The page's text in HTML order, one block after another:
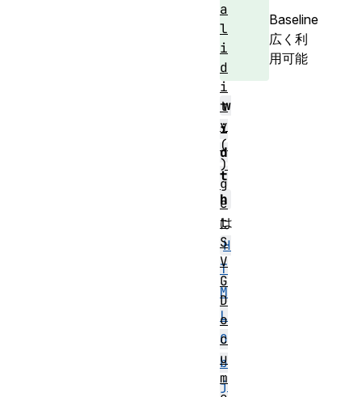
Baseline
広く利
用可能
w
i
d
t
h
は
H
T
M
L
O
b
j
a
l
i
d
i
t
y
(
)
g
e
t
S
V
G
D
o
c
u
m